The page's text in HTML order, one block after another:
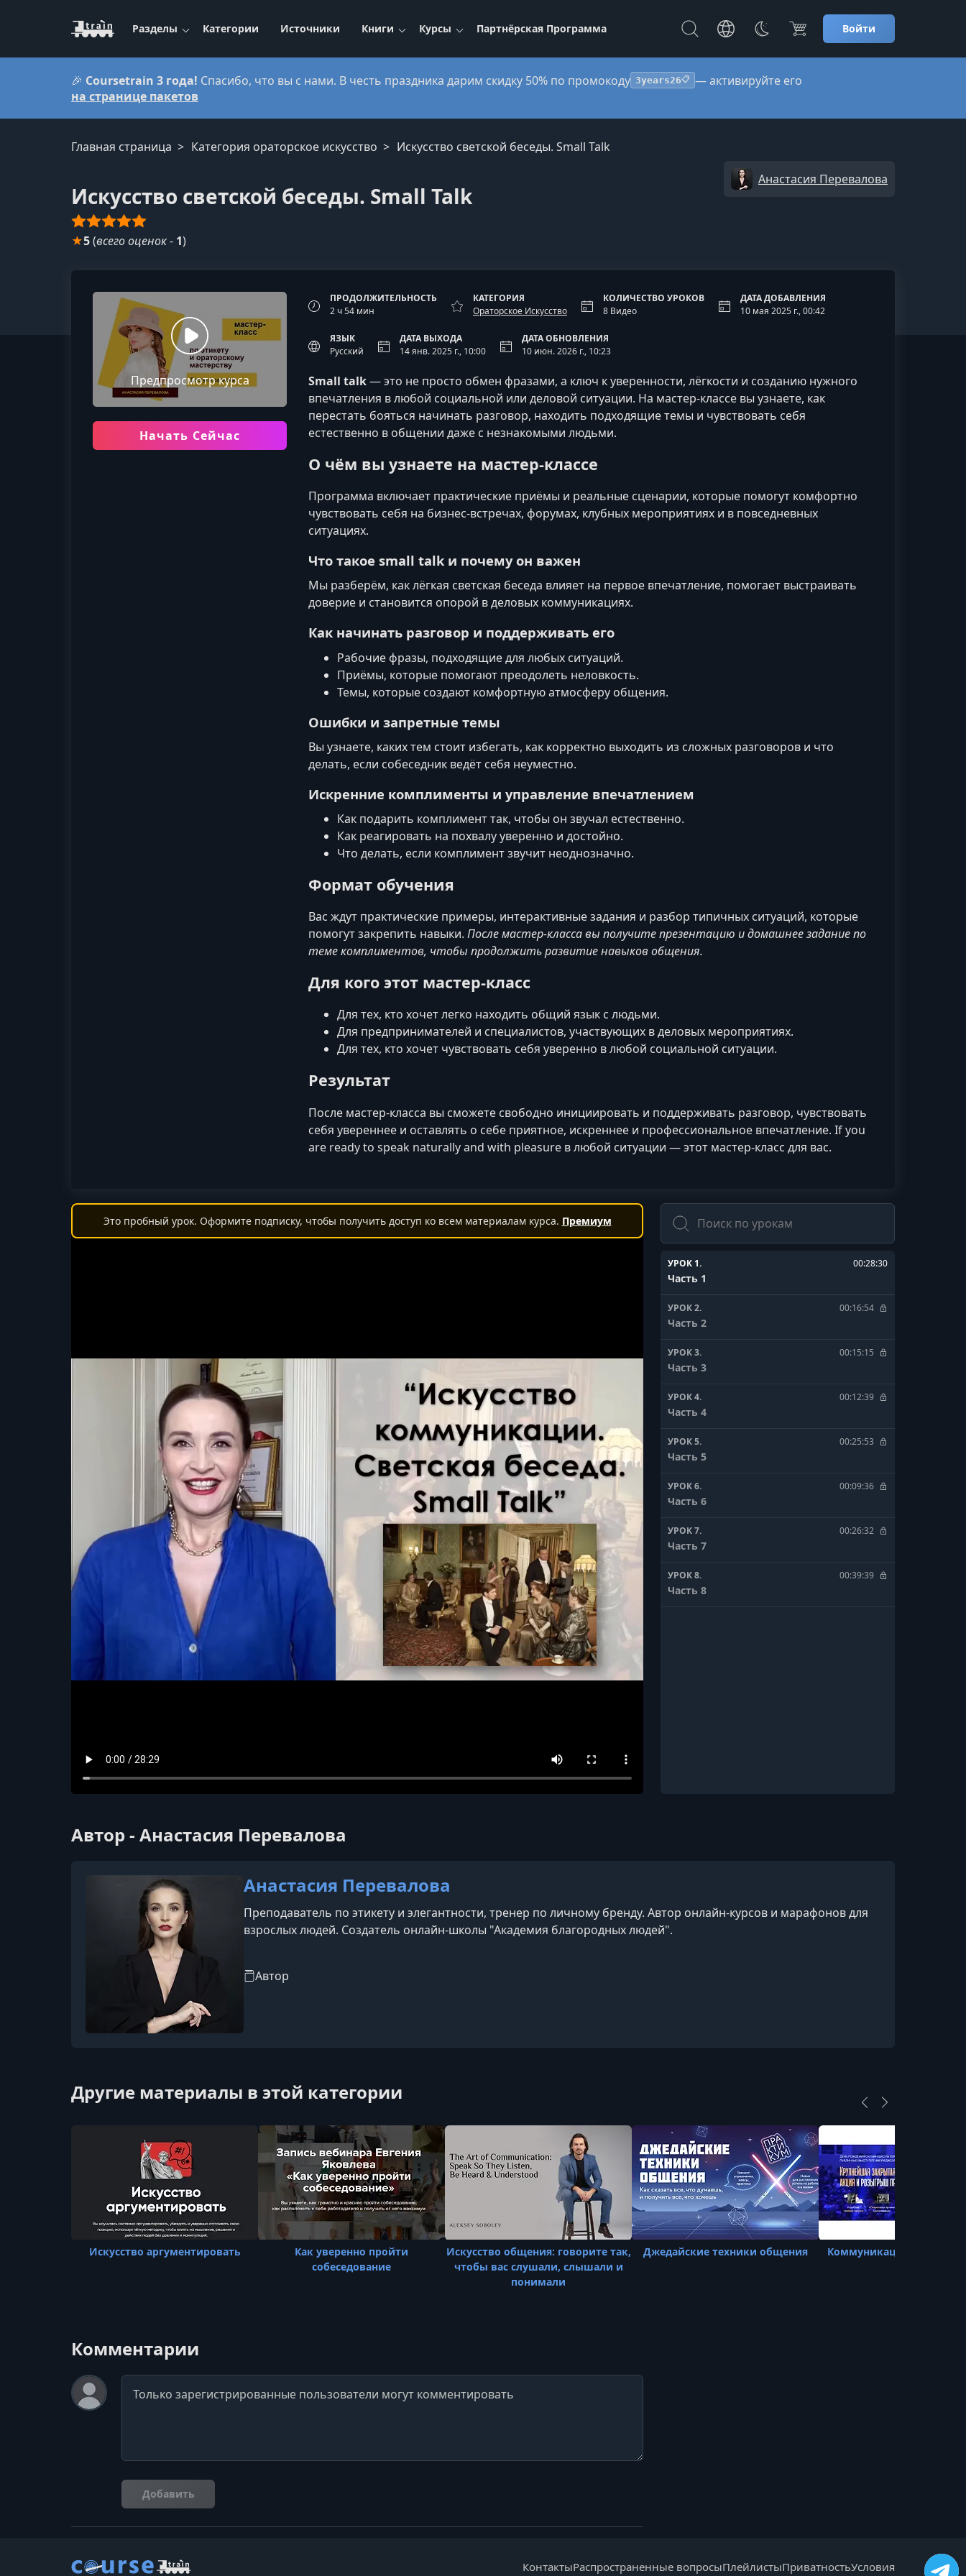
Разделы Категории Источники Книги Курсы Партнёрская Программа Войти
🎉 Coursetrain 3 года! Спасибо, что вы с нами. В честь праздника дарим скидку 50% по промокоду 3years26📋 — активируйте его
на странице пакетов
Главная страница Категория ораторское искусство Искусство светской беседы. Small Talk
Искусство светской беседы. Small Talk
Анастасия Перевалова
★5(всего оценок- 1)
Предпросмотр курса
Начать Сейчас
ПРОДОЛЖИТЕЛЬНОСТЬ
2 ч 54 мин
КАТЕГОРИЯ
Ораторское Искусство
КОЛИЧЕСТВО УРОКОВ
8 Видео
ДАТА ДОБАВЛЕНИЯ
10 мая 2025 г., 00:42
ЯЗЫК
Русский
ДАТА ВЫХОДА
14 янв. 2025 г., 10:00
ДАТА ОБНОВЛЕНИЯ
10 июн. 2026 г., 10:23
Small talk— это не просто обмен фразами, а ключ к уверенности, лёгкости и созданию нужного
впечатления в любой социальной или деловой ситуации. На мастер-классе вы узнаете, как
перестать бояться начинать разговор, находить подходящие темы и чувствовать себя
естественно в общении даже с незнакомыми людьми.
О чём вы узнаете на мастер-классе
Программа включает практические приёмы и реальные сценарии, которые помогут комфортно
чувствовать себя на бизнес-встречах, форумах, клубных мероприятиях и в повседневных
ситуациях.
Что такое small talk и почему он важен
Мы разберём, как лёгкая светская беседа влияет на первое впечатление, помогает выстраивать
доверие и становится опорой в деловых коммуникациях.
Как начинать разговор и поддерживать его
Рабочие фразы, подходящие для любых ситуаций.
Приёмы, которые помогают преодолеть неловкость.
Темы, которые создают комфортную атмосферу общения.
Ошибки и запретные темы
Вы узнаете, каких тем стоит избегать, как корректно выходить из сложных разговоров и что
делать, если собеседник ведёт себя неуместно.
Искренние комплименты и управление впечатлением
Как подарить комплимент так, чтобы он звучал естественно.
Как реагировать на похвалу уверенно и достойно.
Что делать, если комплимент звучит неоднозначно.
Формат обучения
Вас ждут практические примеры, интерактивные задания и разбор типичных ситуаций, которые
помогут закрепить навыки. После мастер-класса вы получите презентацию и домашнее задание по
теме комплиментов, чтобы продолжить развитие навыков общения.
Для кого этот мастер-класс
Для тех, кто хочет легко находить общий язык с людьми.
Для предпринимателей и специалистов, участвующих в деловых мероприятиях.
Для тех, кто хочет чувствовать себя уверенно в любой социальной ситуации.
Результат
После мастер-класса вы сможете свободно инициировать и поддерживать разговор, чувствовать
себя увереннее и оставлять о себе приятное, искреннее и профессиональное впечатление. If you
are ready to speak naturally and with pleasure в любой ситуации — этот мастер-класс для вас.
Это пробный урок. Оформите подписку, чтобы получить доступ ко всем материалам курса. Премиум
Поиск
УРОК 1. 00:28:30
Часть 1
УРОК 2. 00:16:54
Часть 2
УРОК 3. 00:15:15
Часть 3
УРОК 4. 00:12:39
Часть 4
УРОК 5. 00:25:53
Часть 5
УРОК 6. 00:09:36
Часть 6
УРОК 7. 00:26:32
Часть 7
УРОК 8. 00:39:39
Часть 8
Автор - Анастасия Перевалова
Анастасия Перевалова
Преподаватель по этикету и элегантности, тренер по личному бренду. Автор онлайн-курсов и марафонов для
взрослых людей. Создатель онлайн-школы "Академия благородных людей".
Автор
Другие материалы в этой категории
Искусство аргументировать
Как уверенно пройти
собеседование
Искусство общения: говорите так,
чтобы вас слушали, слышали и
понимали
Джедайские техники общения Коммуникация 3.0 + VIP
Комментарии
Комментарий
Добавить
КонтактыРаспространенные вопросыПлейлистыПриватностьУсловия